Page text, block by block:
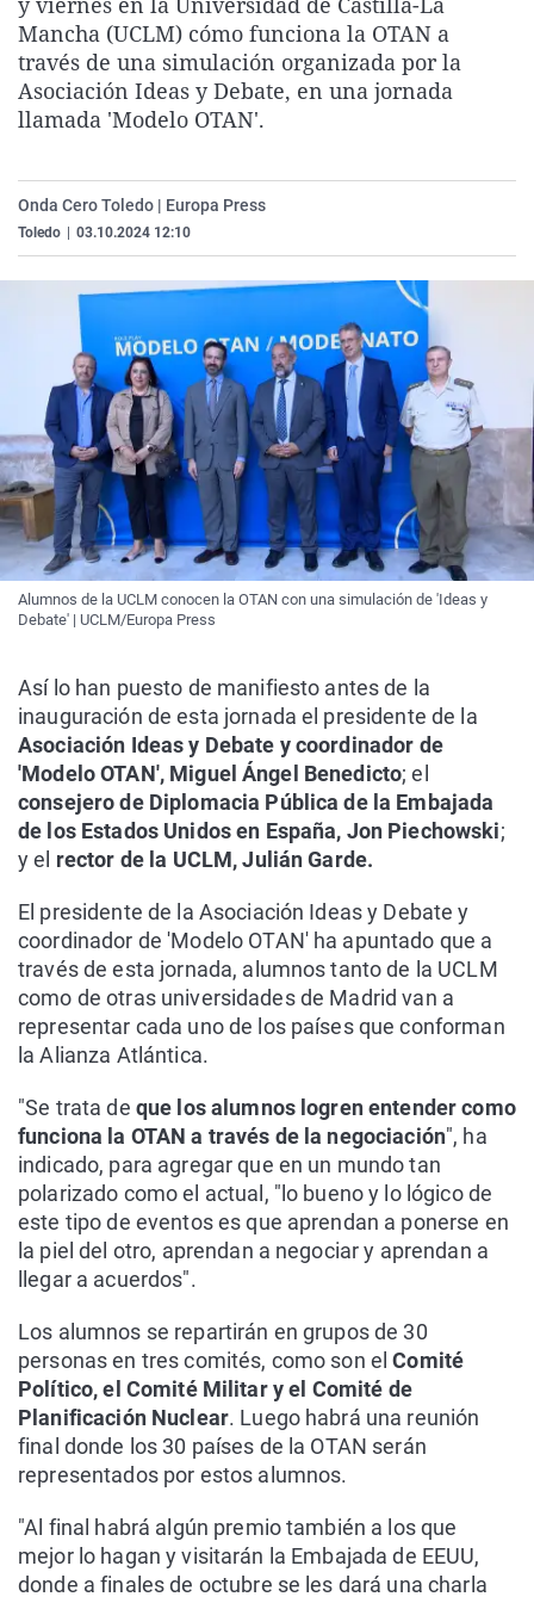
La rosa de los vientos
Gente viajera
Como el perro y el
Caso
Retornados
Equipo de
Extremadura
Galicia
La Rioja
País Vasco
Virales
Televisión
Elecciones
Mancha (UCLM) cómo funciona la OTAN a
través de una simulación organizada por la
Asociación Ideas y Debate, en una jornada
llamada 'Modelo OTAN'.
Onda Cero Toledo | Europa Press
Toledo 03.10.2024 12:10
Alumnos de la UCLM conocen la OTAN con una simulación de 'Ideas y
Debate' | UCLM/Europa Press
Así lo han puesto de manifiesto antes de la
inauguración de esta jornada el presidente de la
Asociación Ideas y Debate y coordinador de
'Modelo OTAN', Miguel Ángel Benedicto; el
consejero de Diplomacia Pública de la Embajada
de los Estados Unidos en España, Jon Piechowski;
y el rector de la UCLM, Julián Garde.
El presidente de la Asociación Ideas y Debate y
coordinador de 'Modelo OTAN' ha apuntado que a
través de esta jornada, alumnos tanto de la UCLM
como de otras universidades de Madrid van a
representar cada uno de los países que conforman
la Alianza Atlántica.
"Se trata de que los alumnos logren entender como
funciona la OTAN a través de la negociación", ha
indicado, para agregar que en un mundo tan
polarizado como el actual, "lo bueno y lo lógico de
este tipo de eventos es que aprendan a ponerse en
la piel del otro, aprendan a negociar y aprendan a
llegar a acuerdos".
Los alumnos se repartirán en grupos de 30
personas en tres comités, como son elComité
Político, el Comité Militar y el Comité de
Planificación Nuclear. Luego habrá una reunión
final donde los 30 países de la OTAN serán
representados por estos alumnos.
"Al final habrá algún premio también a los que
mejor lo hagan y visitarán la Embajada de EEUU,
donde a finales de octubre se les dará una charla